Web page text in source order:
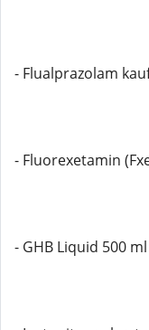
- Flualprazolam
- Fluorexetamin
- GHB Liquid 500